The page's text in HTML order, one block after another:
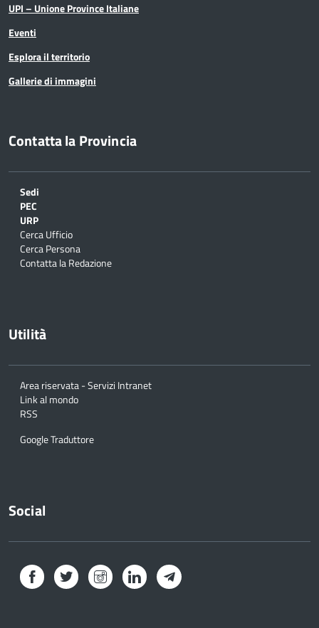
UPI – Unione Province Italiane
Eventi
Esplora il territorio
Gallerie di immagini
Contatta la Provincia
Sedi
PEC
URP
Cerca Ufficio
Cerca Persona
Contatta la Redazione
Utilità
Area riservata - Servizi Intranet
Link al mondo
RSS
Google Traduttore
Social
Facebook Twitter InstagramLinkedInTelegram